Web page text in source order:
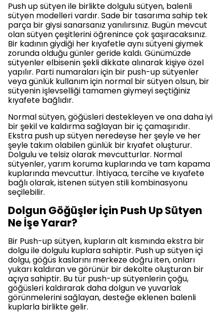
Push up sütyen ile birlikte dolgulu sütyen, balenli
sütyen modelleri vardır. Sade bir tasarıma sahip tek
parça bir giysi sanarsanız yanılırsınız. Bugün mevcut
olan sütyen çeşitlerini öğrenince çok şaşıracaksınız.
Bir kadının giydiği her kıyafetle aynı sütyeni giymek
zorunda olduğu günler geride kaldı. Günümüzde
sütyenler elbisenin şekli dikkate alınarak kişiye özel
yapılır. Parti numaraları için bir push-up sütyenler
veya günlük kullanım için normal bir sütyen olsun, bir
sütyenin işlevselliği tamamen giymeyi seçtiğiniz
kıyafete bağlıdır.
Normal sütyen, göğüsleri destekleyen ve ona daha iyi
bir şekil ve kaldırma sağlayan bir iç çamaşırıdır.
Ekstra push up sütyen neredeyse her şeyle ve her
şeyle takım olabilen günlük bir kıyafet oluşturur.
Dolgulu ve telsiz olarak mevcutturlar. Normal
sütyenler, yarım koruma kuplarında ve tam kapama
kuplarında mevcuttur. İhtiyaca, tercihe ve kıyafete
bağlı olarak, istenen sütyen stili kombinasyonu
seçilebilir.
Dolgun Göğüşler İçin Push Up Sütyen
Ne İşe Yarar?
Bir Push-up sütyen, kupların alt kısmında ekstra bir
dolgu ile dolgulu kuplara sahiptir. Push up sütyen içi
dolgu, göğüs kaslarını merkeze doğru iten, onları
yukarı kaldıran ve görünür bir dekolte oluşturan bir
açıya sahiptir. Bu tür push-up sütyenlerin çoğu,
göğüsleri kaldırarak daha dolgun ve yuvarlak
görünmelerini sağlayan, desteğe eklenen balenli
kuplarla birlikte gelir.